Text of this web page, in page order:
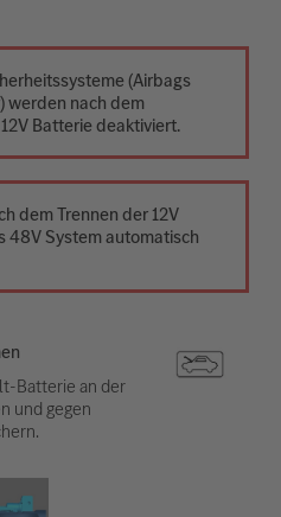
(Airbags
werden nach dem
Batterie deaktiviert.
dem Trennen der 12V
48V System automatisch
Batterie an der
und gegen